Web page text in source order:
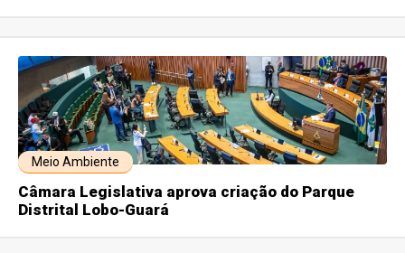
Meio Ambiente
Câmara Legislativa aprova criação do Parque
Distrital Lobo-Guará